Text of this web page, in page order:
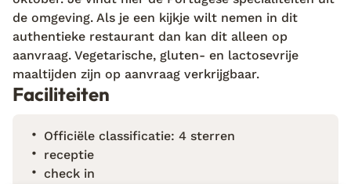
Ik neem een slok en proef het authentieke Portugal!
de omgeving. Als je een kijkje wilt nemen in dit
authentieke restaurant dan kan dit alleen op
aanvraag. Vegetarische, gluten- en lactosevrije
maaltijden zijn op aanvraag verkrijgbaar.
Faciliteiten
Officiële classificatie: 4 sterren
receptie
check in